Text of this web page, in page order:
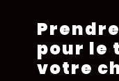
pour le
votre